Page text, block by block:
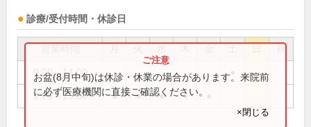
診療/受付時間・休診日
祝
9:00～14:00
9:00～19:30 ● ● ● ●
お盆(8月中旬)は休診・休業の場合があります。来院前
に必ず医療機関に直接ご確認ください。
×閉じる